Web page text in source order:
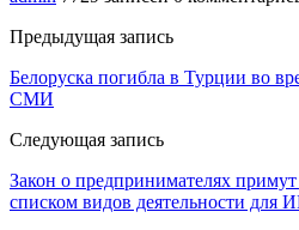
Предыдущая запись
Белоруска погибла в Турции во
СМИ
Следующая запись
Закон о предпринимателях
списком видов деятельности для